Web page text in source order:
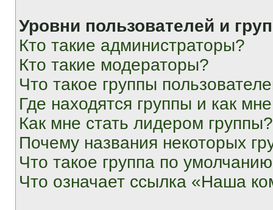
Уровни пользователей и
Кто такие администраторы?
Кто такие модераторы?
Что такое группы
Где находятся группы и как
Как мне стать лидером группы?
Почему названия некоторых
Что такое группа по
Что означает ссылка «Наша